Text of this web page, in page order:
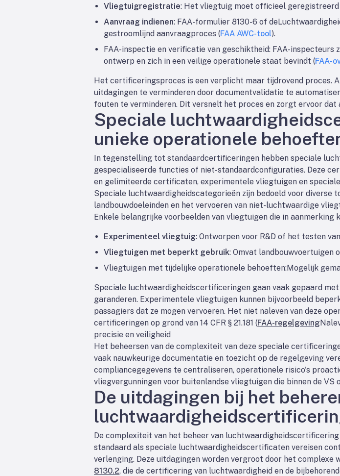
Vliegtuigregistratie: Het vliegtuig moet officieel geregistreerd
Aanvraag indienen: FAA-formulier 8130-6 of de
gestroomlijnd aanvraagproces (FAA AWC-tool).
FAA-inspectie en verificatie van geschiktheid: FAA-inspecteurs
ontwerp en zich in een veilige operationele staat bevindt (FAA-
Het certificeringsproces is een verplicht maar tijdrovend proces.
uitdagingen te verminderen door documentvalidatie te
fouten te verminderen. Dit versnelt het proces en zorgt ervoor
Speciale
unieke operationele
In tegenstelling tot standaardcertificeringen hebben speciale
gespecialiseerde functies of niet-standaardconfiguraties. Deze
en gelimiteerde certificaten, experimentele vliegtuigen en
Speciale luchtwaardigheidscategorieën zijn bedoeld voor diverse
landbouwdoeleinden en het vervoeren van niet-luchtwaardige
Enkele belangrijke voorbeelden van vliegtuigen die in
Experimenteel vliegtuig: Ontworpen voor R&D of het testen
Vliegtuigen met beperkt gebruik: Omvat landbouwvoertuigen
Vliegtuigen met tijdelijke operationele behoeften:Mogelijk
Speciale luchtwaardigheidscertificeringen gaan vaak gepaard
garanderen. Experimentele vliegtuigen kunnen bijvoorbeeld
passagiers dat ze mogen vervoeren. Het niet naleven van deze
certificeringen op grond van 14 CFR § 21.181 (FAA-regelgeving
precisie en veiligheid
Het beheersen van de complexiteit van deze speciale
vaak nauwkeurige documentatie en toezicht op de regelgeving
compliancegegevens te centraliseren, operationele risico's
vliegvergunningen voor buitenlandse vliegtuigen die binnen de VS
De uitdagingen bij het
De complexiteit van het beheer van
standaard als speciale luchtwaardigheidscertificaten vereisen
verlenging. Deze uitdagingen worden vergroot door het complexe
8130.2, die de certificering van luchtwaardigheid en de